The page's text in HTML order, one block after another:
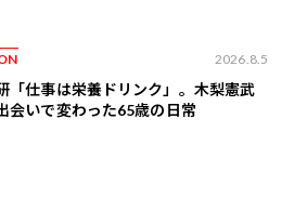
2026.8.5
「仕事は栄養ドリンク」。木梨憲武
会いで変わった65歳の日常